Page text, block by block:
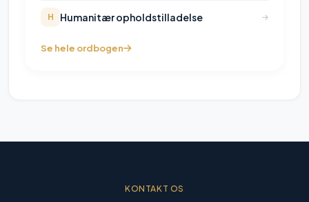
H Humanitær opholdstilladelse
Se hele ordbogen
KONTAKT OS